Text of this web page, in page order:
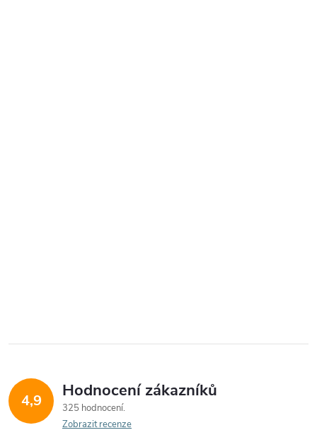
4,9 Hodnocení zákazníků
325 hodnocení
Zobrazit recenze